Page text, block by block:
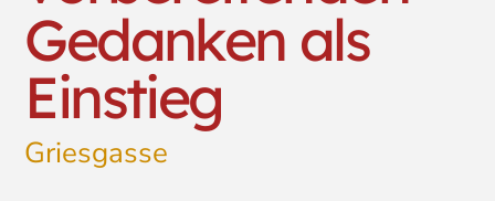
Gedanken als
Einstieg
Griesgasse